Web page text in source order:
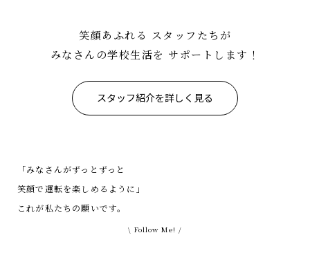
笑顔あふれる スタッフたちが
みなさんの学校生活を サポートします！
スタッフ紹介を詳しく見る
「みなさんがずっとずっと
笑顔で運転を楽しめるように」
これが私たちの願いです。
\ Follow Me! /